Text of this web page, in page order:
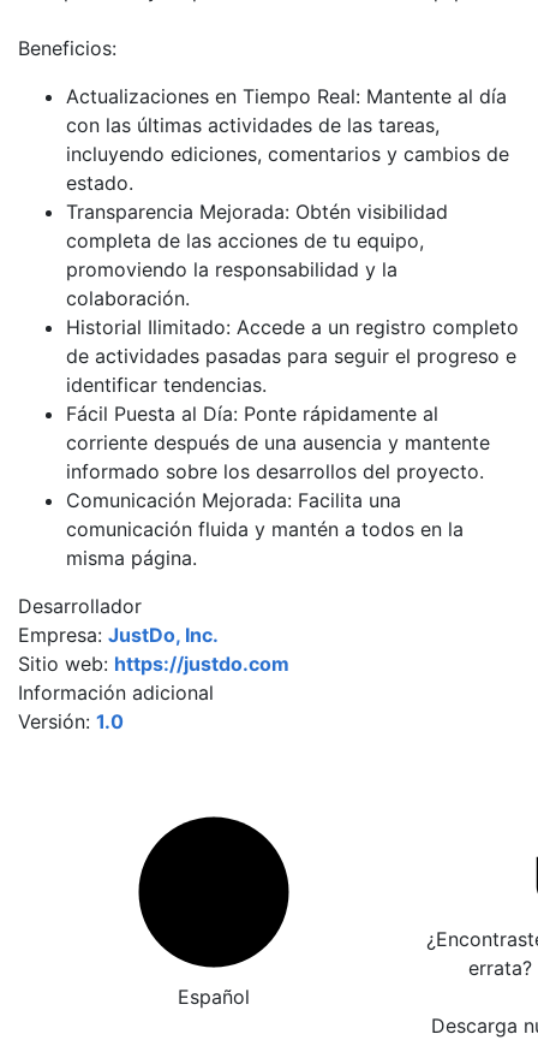
Beneficios:
Actualizaciones en Tiempo Real: Mantente al día
con las últimas actividades de las tareas,
incluyendo ediciones, comentarios y cambios de
estado.
Transparencia Mejorada: Obtén visibilidad
completa de las acciones de tu equipo,
promoviendo la responsabilidad y la
colaboración.
Historial Ilimitado: Accede a un registro completo
de actividades pasadas para seguir el progreso e
identificar tendencias.
Fácil Puesta al Día: Ponte rápidamente al
corriente después de una ausencia y mantente
informado sobre los desarrollos del proyecto.
Comunicación Mejorada: Facilita una
comunicación fluida y mantén a todos en la
misma página.
Desarrollador
Empresa: JustDo, Inc.
Sitio web: https://justdo.com
Información adicional
Versión: 1.0
Español
errata?
Descarga